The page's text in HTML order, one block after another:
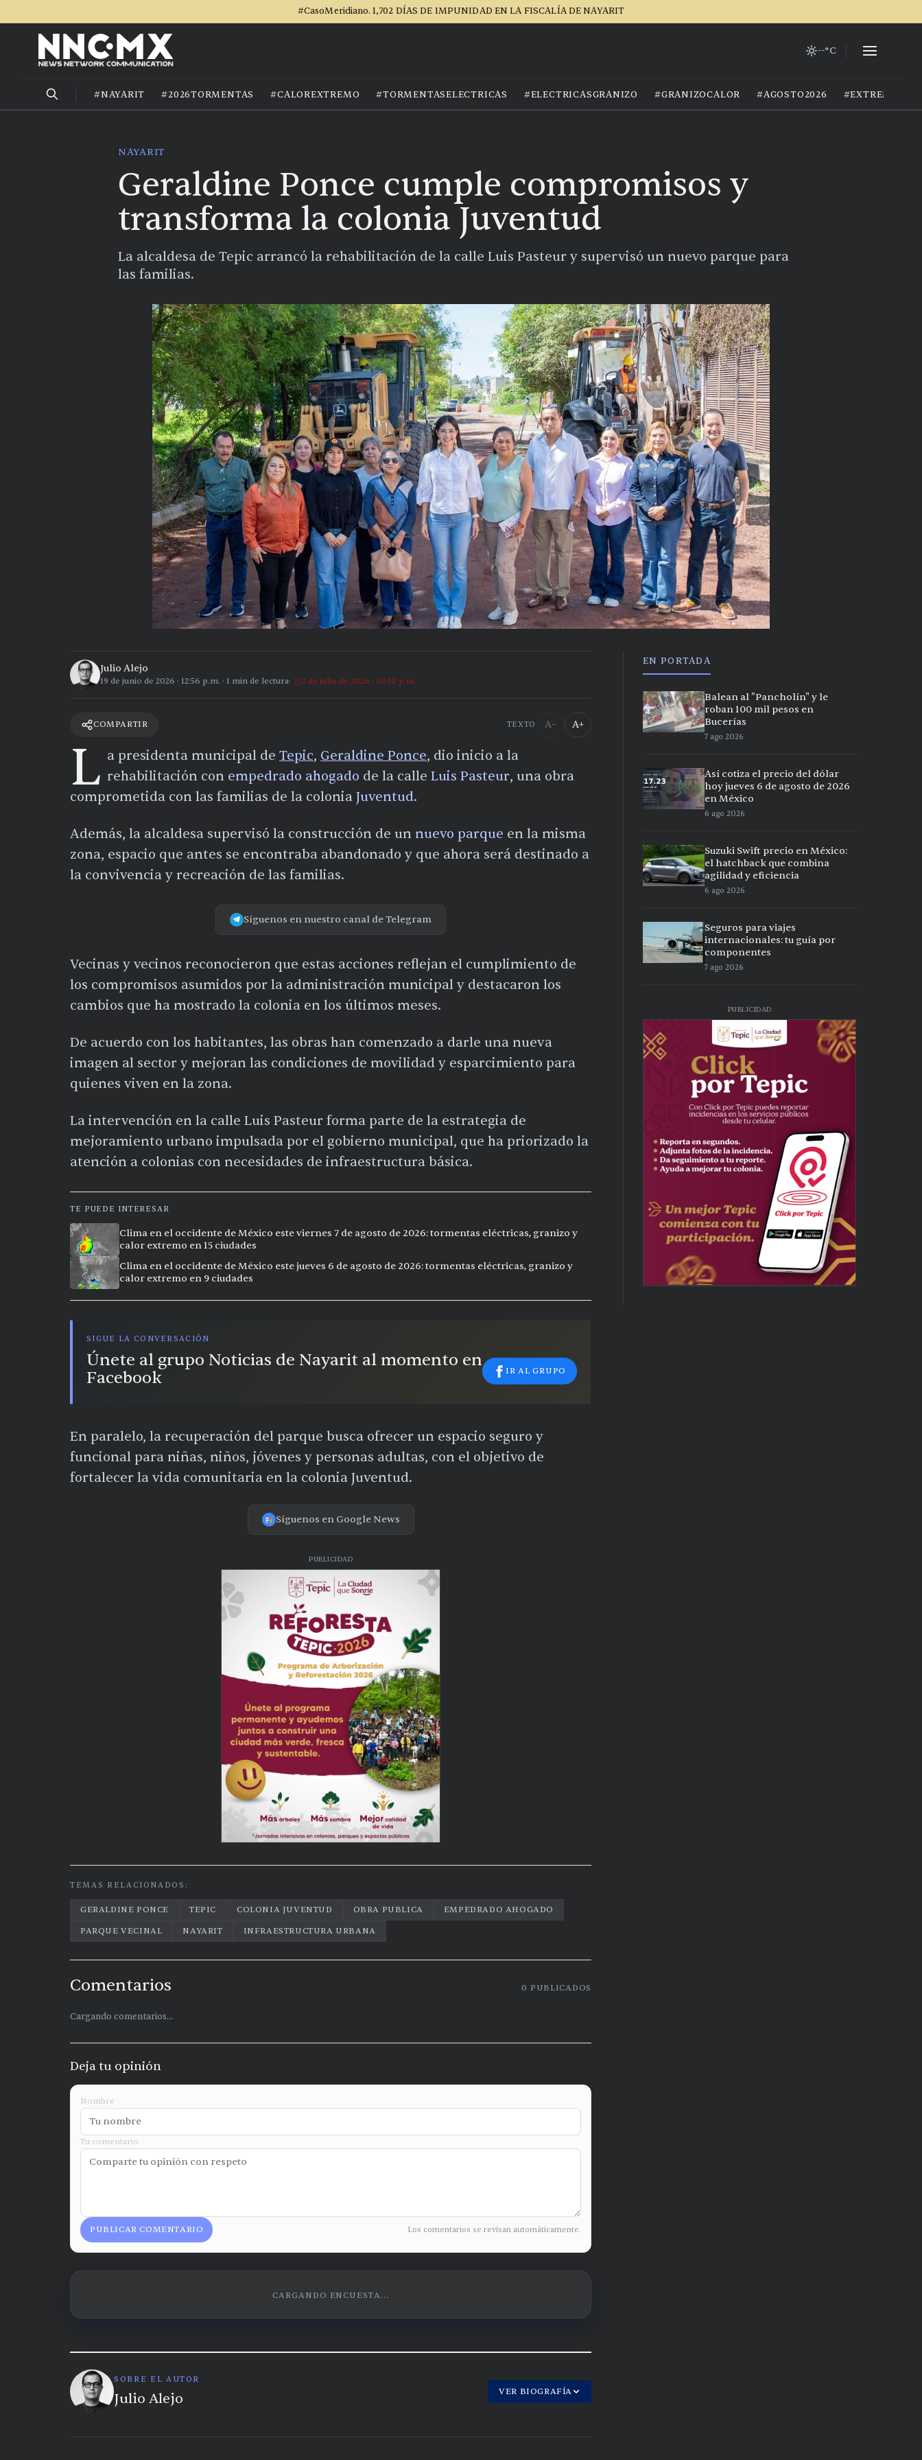
#CasoMeridiano. 1,702 DÍAS DE IMPUNIDAD EN LA FISCALÍA DE NAYARIT
--°C
#NAYARIT #2026TORMENTAS #CALOREXTREMO #TORMENTASELECTRICAS #ELECTRICASGRANIZO #GRANIZOCALOR #AGOSTO2026
NAYARIT
Geraldine Ponce cumple compromisos y
transforma la colonia Juventud
La alcaldesa de Tepic arrancó la rehabilitación de la calle Luis Pasteur y supervisó un nuevo parque para
las familias.
Julio Alejo
19 de junio de 2026 · 12:56 p.m. · 1 min de lectura 2 de julio de 2026 · 02:10 p.m.
COMPARTIR TEXTO A− A+
L a presidenta municipal de Tepic, Geraldine Ponce, dio inicio a la
rehabilitación con empedrado ahogado de la calle Luis Pasteur, una obra
comprometida con las familias de la colonia Juventud.
Además, la alcaldesa supervisó la construcción de un nuevo parque en la misma
zona, espacio que antes se encontraba abandonado y que ahora será destinado a
la convivencia y recreación de las familias.
Síguenos en nuestro canal de Telegram
Vecinas y vecinos reconocieron que estas acciones reflejan el cumplimiento de
los compromisos asumidos por la administración municipal y destacaron los
cambios que ha mostrado la colonia en los últimos meses.
De acuerdo con los habitantes, las obras han comenzado a darle una nueva
imagen al sector y mejoran las condiciones de movilidad y esparcimiento para
quienes viven en la zona.
La intervención en la calle Luis Pasteur forma parte de la estrategia de
mejoramiento urbano impulsada por el gobierno municipal, que ha priorizado la
atención a colonias con necesidades de infraestructura básica.
TE PUEDE INTERESAR
Clima en el occidente de México este viernes 7 de agosto de 2026: tormentas eléctricas, granizo y
calor extremo en 15 ciudades
Clima en el occidente de México este jueves 6 de agosto de 2026: tormentas eléctricas, granizo y
calor extremo en 9 ciudades
SIGUE LA CONVERSACIÓN
Únete al grupo Noticias de Nayarit al momento en
Facebook
IR AL GRUPO
En paralelo, la recuperación del parque busca ofrecer un espacio seguro y
funcional para niñas, niños, jóvenes y personas adultas, con el objetivo de
fortalecer la vida comunitaria en la colonia Juventud.
Síguenos en Google News
PUBLICIDAD
TEMAS RELACIONADOS:
GERALDINE PONCE TEPIC COLONIA JUVENTUD OBRA PUBLICA
EMPEDRADO AHOGADO
PARQUE VECINAL
NAYARIT INFRAESTRUCTURA URBANA
Comentarios 0 PUBLICADOS
Cargando comentarios...
Deja tu opinión
Nombre
Tu comentario
PUBLICAR COMENTARIO Los comentarios se revisan automáticamente.
CARGANDO ENCUESTA...
SOBRE EL AUTOR
Julio Alejo VER BIOGRAFÍA
EN PORTADA
Balean al "Pancholín" y le
roban 100 mil pesos en
Bucerías
7 ago 2026
Así cotiza el precio del dólar
hoy jueves 6 de agosto de 2026
en México
6 ago 2026
Suzuki Swift precio en México:
el hatchback que combina
agilidad y eficiencia
6 ago 2026
Seguros para viajes
internacionales: tu guía por
componentes
7 ago 2026
PUBLICIDAD